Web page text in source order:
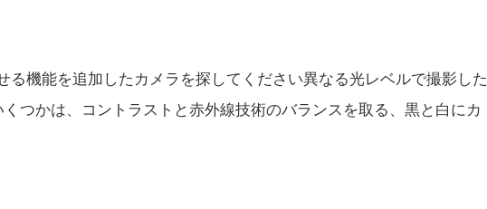
る機能を追加したカメラを探してください異なる光レベルで撮影した
つかは、コントラストと赤外線技術のバランスを取る、黒と白にカ